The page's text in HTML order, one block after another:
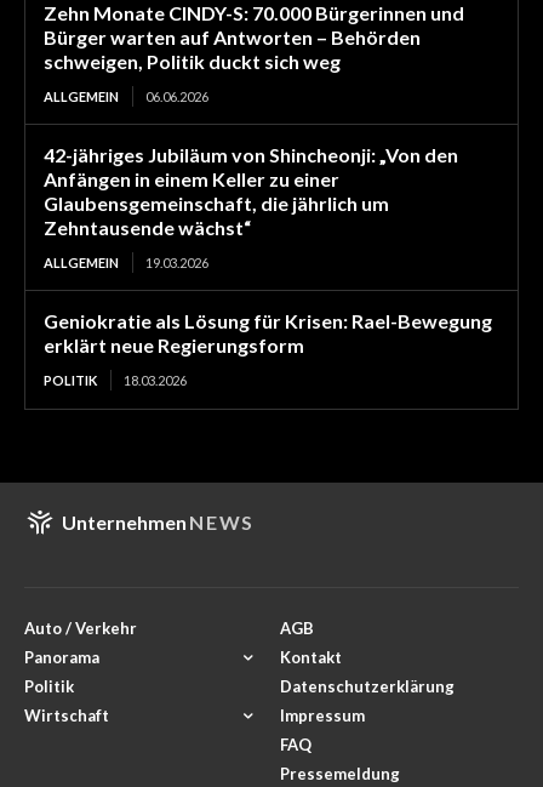
Zehn Monate CINDY-S: 70.000 Bürgerinnen und
Bürger warten auf Antworten – Behörden
schweigen, Politik duckt sich weg
ALLGEMEIN 06.06.2026
42-jähriges Jubiläum von Shincheonji: „Von den
Anfängen in einem Keller zu einer
Glaubensgemeinschaft, die jährlich um
Zehntausende wächst“
ALLGEMEIN 19.03.2026
Geniokratie als Lösung für Krisen: Rael-Bewegung
erklärt neue Regierungsform
POLITIK 18.03.2026
Unternehmen NEWS
Auto / Verkehr
Panorama
Politik
Wirtschaft
AGB
Kontakt
Datenschutzerklärung
Impressum
FAQ
Pressemeldung